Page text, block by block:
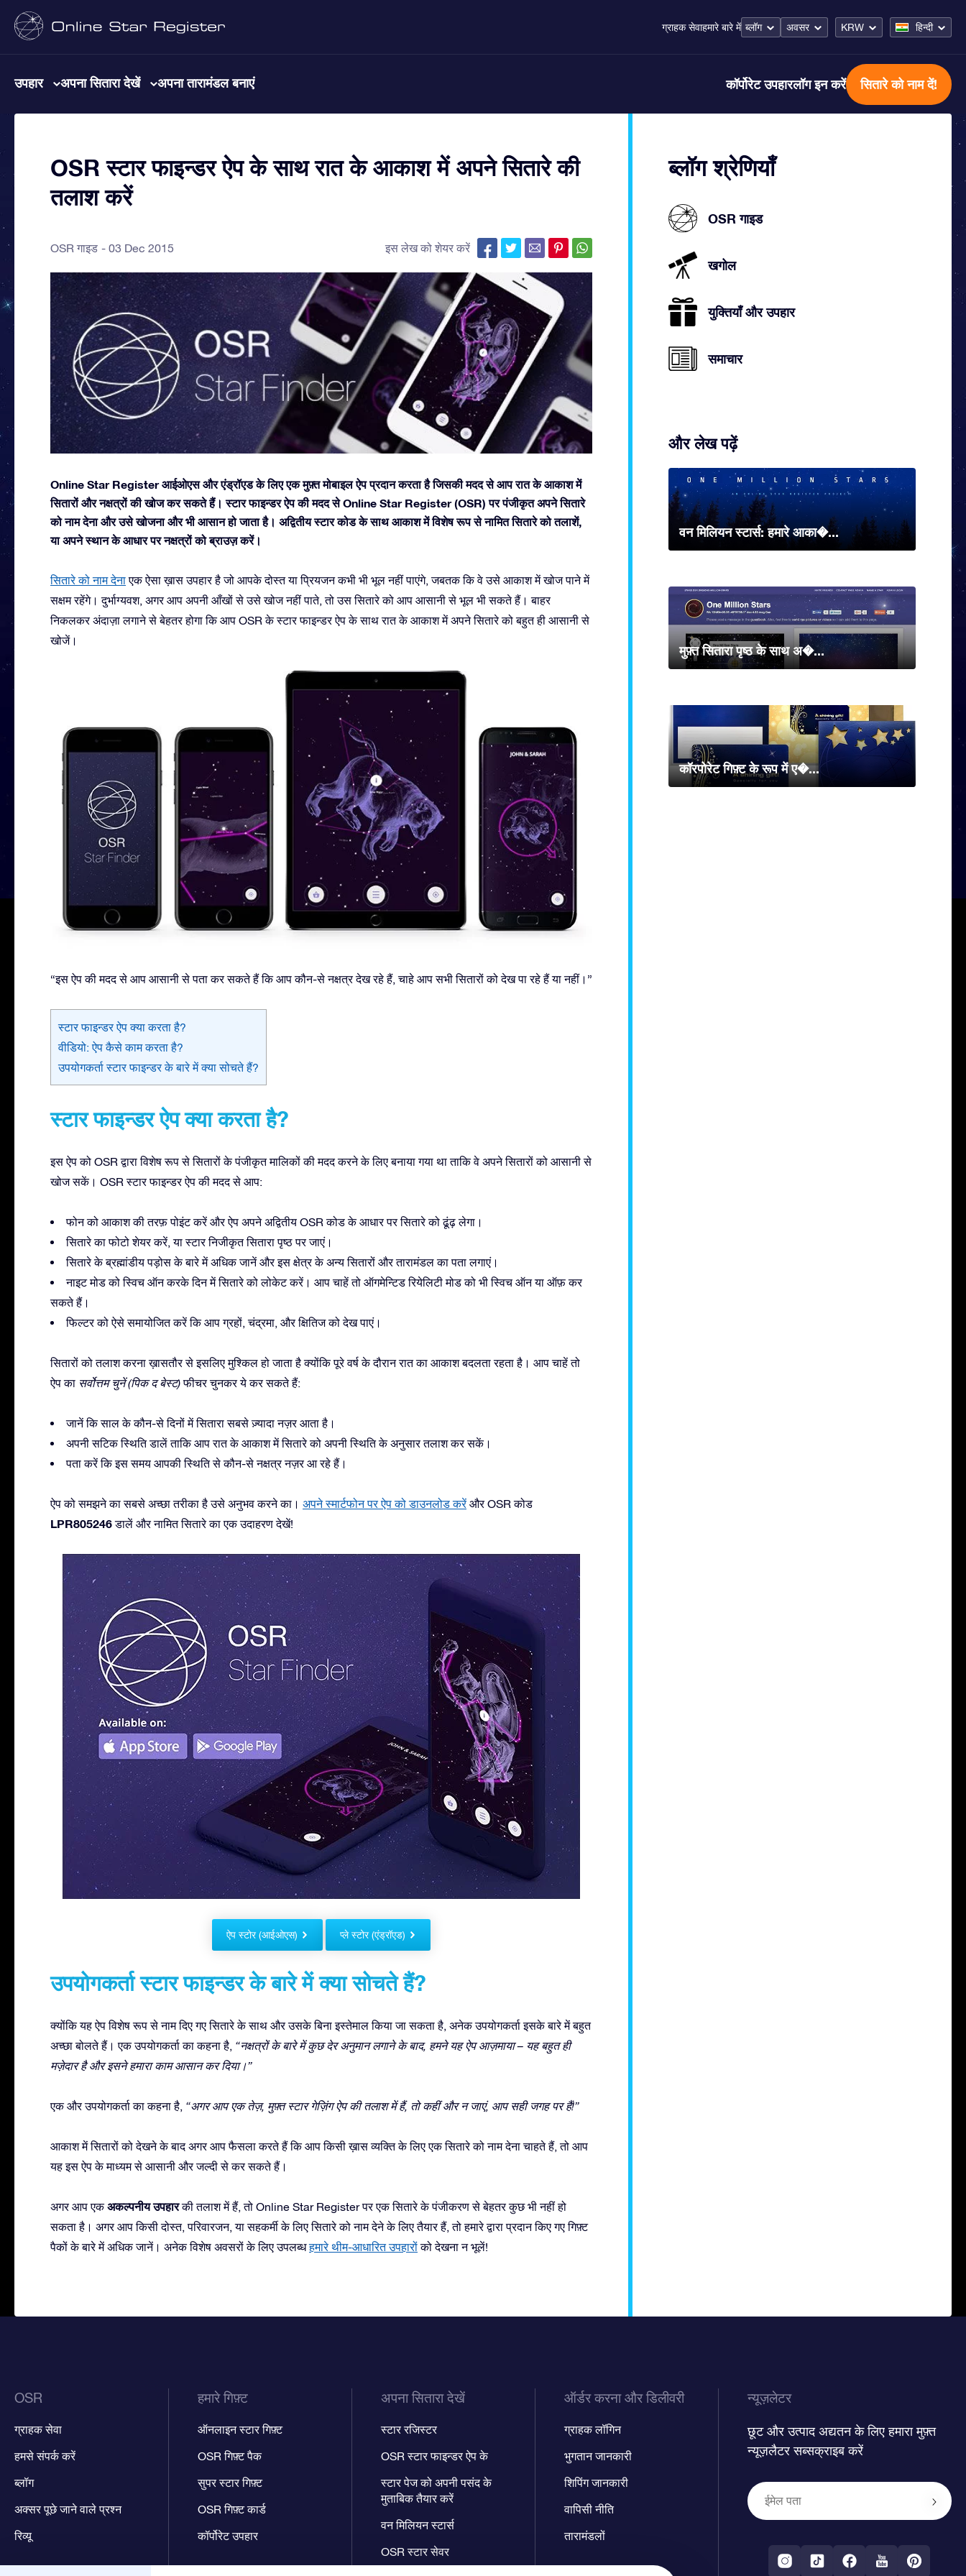
ग्राहक सेवाहमारे बारे में ब्लॉग अवसर KRW हिन्दी
उपहार अपना सितारा देखें अपना तारामंडल बनाएं कॉर्पोरेट उपहारलॉग इन करें सितारे को नाम दें!
OSR स्टार फाइन्डर ऐप के साथ रात के आकाश में अपने सितारे की
तलाश करें
OSR गाइड 03 Dec 2015 इस लेख को शेयर करें
Online Star Register आईओएस और एंड्रॉएड के लिए एक मुफ़्त मोबाइल ऐप प्रदान करता है जिसकी मदद से आप रात के आकाश में
सितारों और नक्षत्रों की खोज कर सकते हैं। स्टार फाइन्डर ऐप की मदद से Online Star Register (OSR) पर पंजीकृत अपने सितारे
को नाम देना और उसे खोजना और भी आसान हो जाता है। अद्वितीय स्टार कोड के साथ आकाश में विशेष रूप से नामित सितारे को तलाशें,
या अपने स्थान के आधार पर नक्षत्रों को ब्राउज़ करें।
सितारे को नाम देनाएक ऐसा ख़ास उपहार है जो आपके दोस्त या प्रियजन कभी भी भूल नहीं पाएंगे, जबतक कि वे उसे आकाश में खोज पाने में
सक्षम रहेंगे। दुर्भाग्यवश, अगर आप अपनी आँखों से उसे खोज नहीं पाते, तो उस सितारे को आप आसानी से भूल भी सकते हैं। बाहर
निकलकर अंदाज़ा लगाने से बेहतर होगा कि आप OSR के स्टार फाइन्डर ऐप के साथ रात के आकाश में अपने सितारे को बहुत ही आसानी से
खोजें।
“इस ऐप की मदद से आप आसानी से पता कर सकते हैं कि आप कौन-से नक्षत्र देख रहे हैं, चाहे आप सभी सितारों को देख पा रहे हैं या नहीं।”
स्टार फाइन्डर ऐप क्या करता है?
वीडियो: ऐप कैसे काम करता है?
उपयोगकर्ता स्टार फाइन्डर के बारे में क्या सोचते हैं?
स्टार फाइन्डर ऐप क्या करता है?
इस ऐप को OSR द्वारा विशेष रूप से सितारों के पंजीकृत मालिकों की मदद करने के लिए बनाया गया था ताकि वे अपने सितारों को आसानी से
खोज सकें। OSR स्टार फाइन्डर ऐप की मदद से आप:
फोन को आकाश की तरफ़ पोइंट करें और ऐप अपने अद्वितीय OSR कोड के आधार पर सितारे को ढूंढ़ लेगा।
सितारे का फोटो शेयर करें, या स्टार निजीकृत सितारा पृष्ठ पर जाएं।
सितारे के ब्रह्मांडीय पड़ोस के बारे में अधिक जानें और इस क्षेत्र के अन्य सितारों और तारामंडल का पता लगाएं।
नाइट मोड को स्विच ऑन करके दिन में सितारे को लोकेट करें। आप चाहें तो ऑगमेन्टिड रियेलिटी मोड को भी स्विच ऑन या ऑफ़ कर
सकते हैं।
फिल्टर को ऐसे समायोजित करें कि आप ग्रहों, चंद्रमा, और क्षितिज को देख पाएं।
सितारों को तलाश करना ख़ासतौर से इसलिए मुश्किल हो जाता है क्योंकि पूरे वर्ष के दौरान रात का आकाश बदलता रहता है। आप चाहें तो
ऐप का सर्वोत्तम चुनें (पिक द बेस्ट)फीचर चुनकर ये कर सकते हैं:
जानें कि साल के कौन-से दिनों में सितारा सबसे ज़्यादा नज़र आता है।
अपनी सटिक स्थिति डालें ताकि आप रात के आकाश में सितारे को अपनी स्थिति के अनुसार तलाश कर सकें।
पता करें कि इस समय आपकी स्थिति से कौन-से नक्षत्र नज़र आ रहे हैं।
ऐप को समझने का सबसे अच्छा तरीका है उसे अनुभव करने का। अपने स्मार्टफोन पर ऐप को डाउनलोड करेंऔर OSR कोड
LPR805246डालें और नामित सितारे का एक उदाहरण देखें!
ऐप स्टोर (आईओएस) प्ले स्टोर (एंड्रॉएड)
उपयोगकर्ता स्टार फाइन्डर के बारे में क्या सोचते हैं?
क्योंकि यह ऐप विशेष रूप से नाम दिए गए सितारे के साथ और उसके बिना इस्तेमाल किया जा सकता है, अनेक उपयोगकर्ता इसके बारे में बहुत
अच्छा बोलते हैं। एक उपयोगकर्ता का कहना है, “नक्षत्रों के बारे में कुछ देर अनुमान लगाने के बाद, हमने यह ऐप आज़माया – यह बहुत ही
मज़ेदार है और इसने हमारा काम आसान कर दिया।”
एक और उपयोगकर्ता का कहना है, “अगर आप एक तेज़, मुफ़्त स्टार गेज़िंग ऐप की तलाश में हैं, तो कहीं और न जाएं, आप सही जगह पर हैं!”
आकाश में सितारों को देखने के बाद अगर आप फैसला करते हैं कि आप किसी ख़ास व्यक्ति के लिए एक सितारे को नाम देना चाहते हैं, तो आप
यह इस ऐप के माध्यम से आसानी और जल्दी से कर सकते हैं।
अगर आप एकअकल्पनीय उपहारकी तलाश में हैं, तो Online Star Register पर एक सितारे के पंजीकरण से बेहतर कुछ भी नहीं हो
सकता है। अगर आप किसी दोस्त, परिवारजन, या सहकर्मी के लिए सितारे को नाम देने के लिए तैयार हैं, तो हमारे द्वारा प्रदान किए गए गिफ़्ट
पैकों के बारे में अधिक जानें। अनेक विशेष अवसरों के लिए उपलब्धहमारे थीम-आधारित उपहारोंको देखना न भूलें!
ब्लॉग श्रेणियाँ
OSR गाइड
खगोल
युक्तियाँ और उपहार
समाचार
और लेख पढ़ें
वन मिलियन स्टार्स: हमारे आका�...
मुफ़्त सितारा पृष्ठ के साथ अ�...
कॉरपोरेट गिफ़्ट के रूप में ए�...
OSR
ग्राहक सेवा
हमसे संपर्क करें
ब्लॉग
अक्सर पूछे जाने वाले प्रश्न
रिव्यू
हमारे गिफ़्ट
ऑनलाइन स्टार गिफ़्ट
OSR गिफ़्ट पैक
सुपर स्टार गिफ़्ट
OSR गिफ़्ट कार्ड
कॉर्पोरेट उपहार
अपना सितारा देखें
स्टार रजिस्टर
OSR स्टार फाइन्डर ऐप के
स्टार पेज को अपनी पसंद के
मुताबिक तैयार करें
वन मिलियन स्टार्स
OSR स्टार सेवर
ऑर्डर करना और डिलीवरी
ग्राहक लॉगिन
भुगतान जानकारी
शिपिंग जानकारी
वापिसी नीति
तारामंडलों
न्यूज़लेटर
छूट और उत्पाद अद्यतन के लिए हमारा मुफ़्त
न्यूज़लैटर सब्सक्राइब करें